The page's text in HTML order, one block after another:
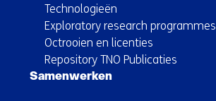
Technologieën
Exploratory research programmes
Octrooien en licenties
Repository TNO Publicaties
Samenwerken